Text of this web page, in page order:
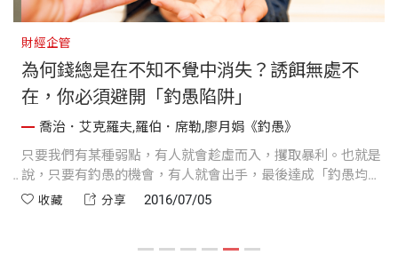
財經企管
為何錢總是在不知不覺中消失？誘餌無處不
在，你必須避開「釣愚陷阱」
喬治．艾克羅夫,羅伯．席勒,廖月娟《釣愚》
只要我們有某種弱點，有人就會趁虛而入，攫取暴利。也就是
說，只要有釣愚的機會，有人就會出手，最後達成「釣愚均
衡」。
收藏 分享 2016/07/05